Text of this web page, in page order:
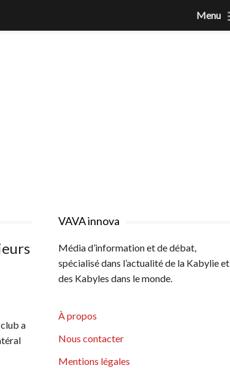
a
VAVA innova
Média d’information et de débat,
spécialisé dans l’actualité de la Kabylie et
des Kabyles dans le monde.
À propos
Nous contacter
Mentions légales
Menu